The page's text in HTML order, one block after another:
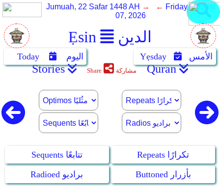
Ẹsin الدين
Jumuah, 22 Safar 1448 AH → ← Friday, August
07, 2026
Today اليوم Yẹsday الأمس
Stories Share مشاركة Quran
Sequents تتابعًا
Repeats تكرارًا
Radioed براديو
Buttoned بأزرار